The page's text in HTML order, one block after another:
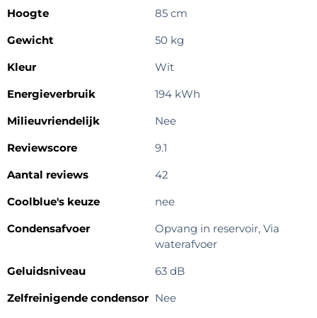
Hoogte
85 cm
Gewicht
50 kg
Kleur
Wit
Energieverbruik
194 kWh
Milieuvriendelijk
Nee
Reviewscore
9.1
Aantal reviews
42
Coolblue's keuze
nee
Condensafvoer
Opvang in reservoir, Via
waterafvoer
Geluidsniveau
63 dB
Zelfreinigende condensor Nee